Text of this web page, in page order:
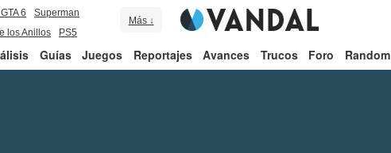
6
Superman
los Anillos
PS5
Más ↓
Guías Juegos Reportajes Avances Trucos Foro Random